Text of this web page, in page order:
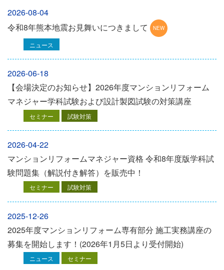
2026-08-04
令和8年熊本地震お見舞いにつきまして
ニュース
2026-06-18
【会場決定のお知らせ】2026年度マンションリフォーム
マネジャー学科試験および設計製図試験の対策講座
セミナー 試験対策
2026-04-22
マンションリフォームマネジャー資格 令和8年度版学科試
験問題集（解説付き解答）を販売中！
セミナー 試験対策
2025-12-26
2025年度マンションリフォーム専有部分 施工実務講座の
募集を開始します！(2026年1月5日より受付開始)
ニュース セミナー